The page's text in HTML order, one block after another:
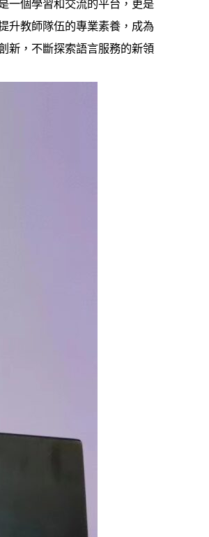
一個學習和交流的平台，更是
升教師隊伍的專業素養，成為
新，不斷探索語言服務的新領